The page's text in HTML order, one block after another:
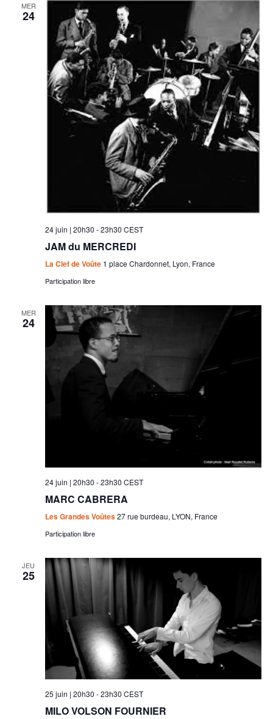
MER
24
24 juin | 20h30 -23h30 CEST
JAM du MERCREDI
La Clef de Voûte 1 place Chardonnet, Lyon, France
Participation libre
MER
24
24 juin | 20h30 -23h30 CEST
MARC CABRERA
Les Grandes Voûtes27 rue burdeau, LYON, France
Participation libre
JEU
25
25 juin | 20h30 -23h30 CEST
MILO VOLSON FOURNIER